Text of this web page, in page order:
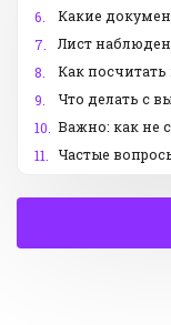
6.
Какие
7.
Лист
8.
Как
9.
Что делать с
10. Важно: как не
11. Частые